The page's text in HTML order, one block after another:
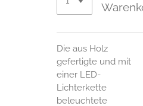
Die aus Holz
gefertigte und mit
einer LED-
Lichterkette
beleuchtete